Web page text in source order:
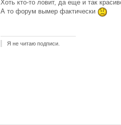
Хоть кто-то ловит, да еще и так
А то форум вымер фактически
Я не читаю подписи.